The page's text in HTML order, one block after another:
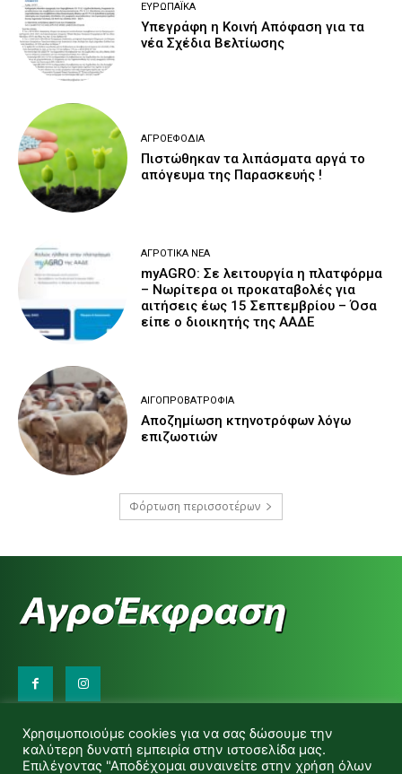
ΕΥΡΩΠΑΪΚΆ
Υπεγράφη η Κοινή Απόφαση για τα
νέα Σχέδια Βελτίωσης
ΑΓΡΟΕΦΌΔΙΑ
Πιστώθηκαν τα λιπάσματα αργά το
απόγευμα της Παρασκευής !
ΑΓΡΟΤΙΚΆ ΝΈΑ
myAGRO: Σε λειτουργία η πλατφόρμα
– Νωρίτερα οι προκαταβολές για
αιτήσεις έως 15 Σεπτεμβρίου – Όσα
είπε ο διοικητής της ΑΑΔΕ
ΑΙΓΟΠΡΟΒΑΤΡΟΦΊΑ
Αποζημίωση κτηνοτρόφων λόγω
επιζωοτιών
Φόρτωση περισσοτέρων
Επικοινωνήστε μαζί μας:
d.makas@yahoo.gr
info@agrofitro.gr
Μακάς Ντίνος
Χρησιμοποιούμε cookies για να σας δώσουμε την
καλύτερη δυνατή εμπειρία στην ιστοσελίδα μας.
Επιλέγοντας "Αποδέχομαι συναινείτε στην χρήση όλων